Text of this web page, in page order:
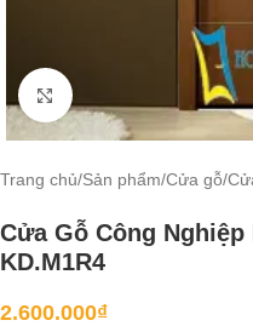
Click to enlarge
Trang chủ/Sản phẩm/Cửa gỗ/
Cửa Gỗ Công
KD.M1R4
2.600.000₫